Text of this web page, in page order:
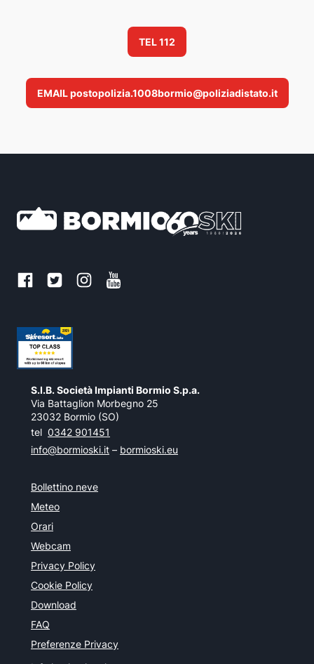
TEL 112
EMAIL postopolizia.1008bormio@poliziadistato.it
S.I.B. Società Impianti Bormio S.p.a.
Via Battaglion Morbegno 25
23032 Bormio (SO)
tel 0342 901451
info@bormioski.it – bormioski.eu
Bollettino neve
Meteo
Orari
Webcam
Privacy Policy
Cookie Policy
Download
FAQ
Preferenze Privacy